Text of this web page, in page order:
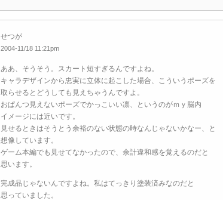
せつが
2004-11/18 11:21pm
ああ、そうそう。スカート短すぎるんですよね。
キャラデザインから忠実に立体に起こした場合、こういうポーズを
取らせるとどうしても見えちゃうんですよ。
おぱんつ見えないポーズでかっこいい凛、というのがｍｙ脳内
イメージには近いです。
見せるときはそうとう余裕のない状態の時なんじゃないかなー、と
想像しています。
ゲーム本編でも見せてなかったので、余計違和感を覚えるのだと
思います。
完成品じゃないんですよね。私はてっきり塗装済みなのだと
思っていました。